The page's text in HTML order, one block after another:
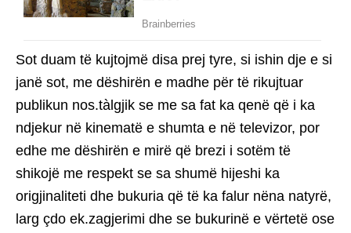
Sot duam të kujtojmë disa prej tyre, si ishin dje e si
janë sot, me dëshirën e madhe për të rikujtuar
publikun nos.tàlgjik se me sa fat ka qenë që i ka
ndjekur në kinematë e shumta e në televizor, por
edhe me dëshirën e mirë që brezi i sotëm të
shikojë me respekt se sa shumë hijeshi ka
origjinaliteti dhe bukuria që të ka falur nëna natyrë,
larg çdo ek.zagjerimi dhe se bukurinë e vërtetë ose